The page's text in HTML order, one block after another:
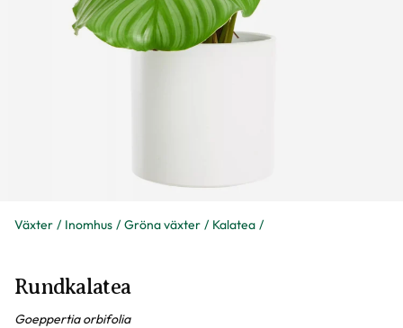
Växter Inomhus Gröna växter Kalatea
Rundkalatea
Goeppertia orbifolia